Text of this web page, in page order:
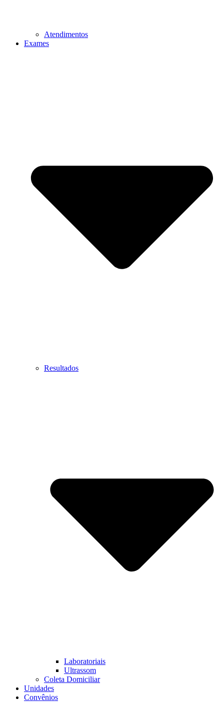
Atendimentos
Exames
Resultados
Laboratoriais
Ultrassom
Coleta Domiciliar
Unidades
Convênios